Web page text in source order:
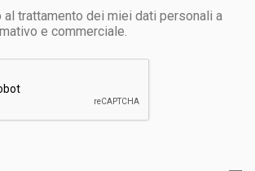
al trattamento dei miei dati personali a
e commerciale.